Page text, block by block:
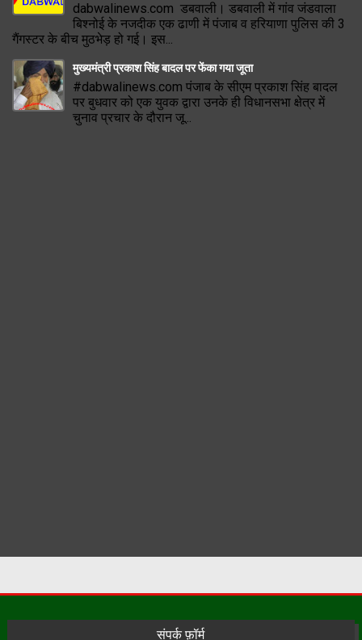
dabwalinews.com डबवाली। डबवाली में गांव जंडवाला
बिश्नोई के नजदीक एक ढाणी में पंजाब व हरियाणा पुलिस की 3
गैंगस्टर के बीच मुठभेड़ हो गई। इस...
मुख्यमंत्री प्रकाश सिंह बादल पर फेंका गया जूता
#dabwalinews.com पंजाब के सीएम प्रकाश सिंह बादल
पर बुधवार को एक युवक द्वारा उनके ही विधानसभा क्षेत्र में
चुनाव प्रचार के दौरान जू...
संपर्क फ़ॉर्म